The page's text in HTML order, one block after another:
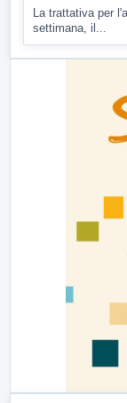
La trattativa per
settimana, il...